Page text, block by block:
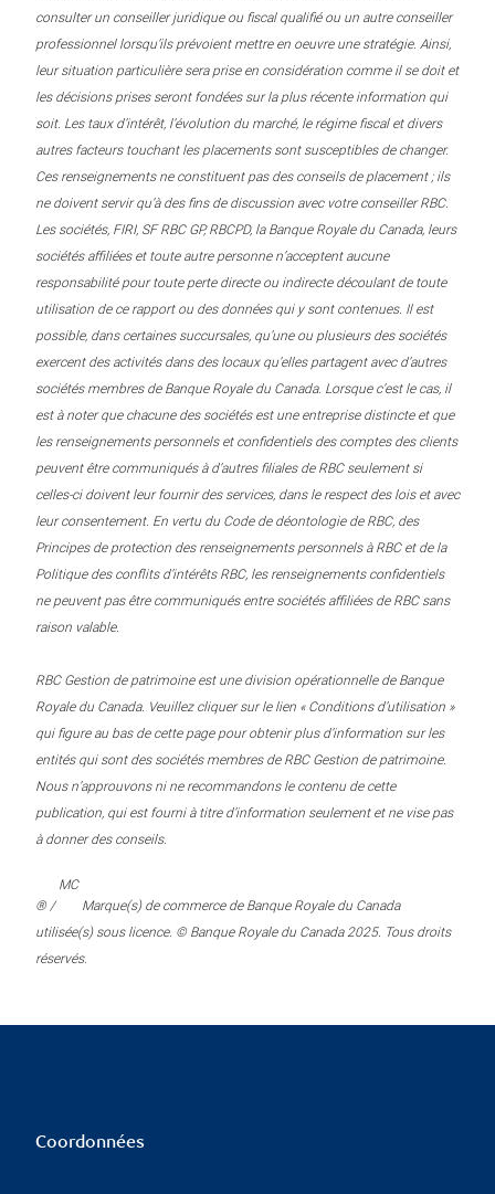
consulter un conseiller juridique ou fiscal qualifié ou un autre conseiller
professionnel lorsqu’ils prévoient mettre en oeuvre une stratégie. Ainsi,
leur situation particulière sera prise en considération comme il se doit et
les décisions prises seront fondées sur la plus récente information qui
soit. Les taux d’intérêt, l’évolution du marché, le régime fiscal et divers
autres facteurs touchant les placements sont susceptibles de changer.
Ces renseignements ne constituent pas des conseils de placement ; ils
ne doivent servir qu’à des fins de discussion avec votre conseiller RBC.
Les sociétés, FIRI, SF RBC GP, RBCPD, la Banque Royale du Canada, leurs
sociétés affiliées et toute autre personne n’acceptent aucune
responsabilité pour toute perte directe ou indirecte découlant de toute
utilisation de ce rapport ou des données qui y sont contenues. Il est
possible, dans certaines succursales, qu’une ou plusieurs des sociétés
exercent des activités dans des locaux qu’elles partagent avec d’autres
sociétés membres de Banque Royale du Canada. Lorsque c’est le cas, il
est à noter que chacune des sociétés est une entreprise distincte et que
les renseignements personnels et confidentiels des comptes des clients
peuvent être communiqués à d’autres filiales de RBC seulement si
celles-ci doivent leur fournir des services, dans le respect des lois et avec
leur consentement. En vertu du Code de déontologie de RBC, des
Principes de protection des renseignements personnels à RBC et de la
Politique des conflits d’intérêts RBC, les renseignements confidentiels
ne peuvent pas être communiqués entre sociétés affiliées de RBC sans
raison valable.
RBC Gestion de patrimoine est une division opérationnelle de Banque
Royale du Canada. Veuillez cliquer sur le lien « Conditions d’utilisation »
qui figure au bas de cette page pour obtenir plus d’information sur les
entités qui sont des sociétés membres de RBC Gestion de patrimoine.
Nous n’approuvons ni ne recommandons le contenu de cette
publication, qui est fourni à titre d’information seulement et ne vise pas
à donner des conseils.
® /
MC
Marque(s) de commerce de Banque Royale du Canada
utilisée(s) sous licence. © Banque Royale du Canada 2025. Tous droits
réservés.
Coordonnées